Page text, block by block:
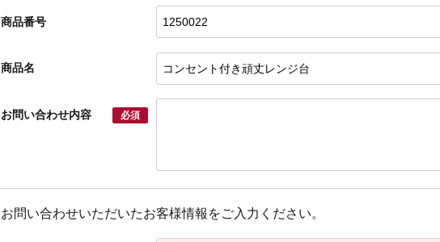
商品番号
商品名
お問い合わせ内容 必須
お問い合わせいただいたお客様情報をご入力ください。